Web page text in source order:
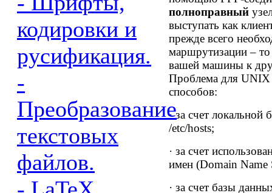
кодировки и
русификация.
-
Преобразование
текстовых
файлов.
полноправный
выступать как
прежде всего
маршрутизации – то
вашей машины к
Проблема для UNIX
способов:
·за счет локальной
/etc/hosts;
· за счет
имен (Domain Name
· за счет базы